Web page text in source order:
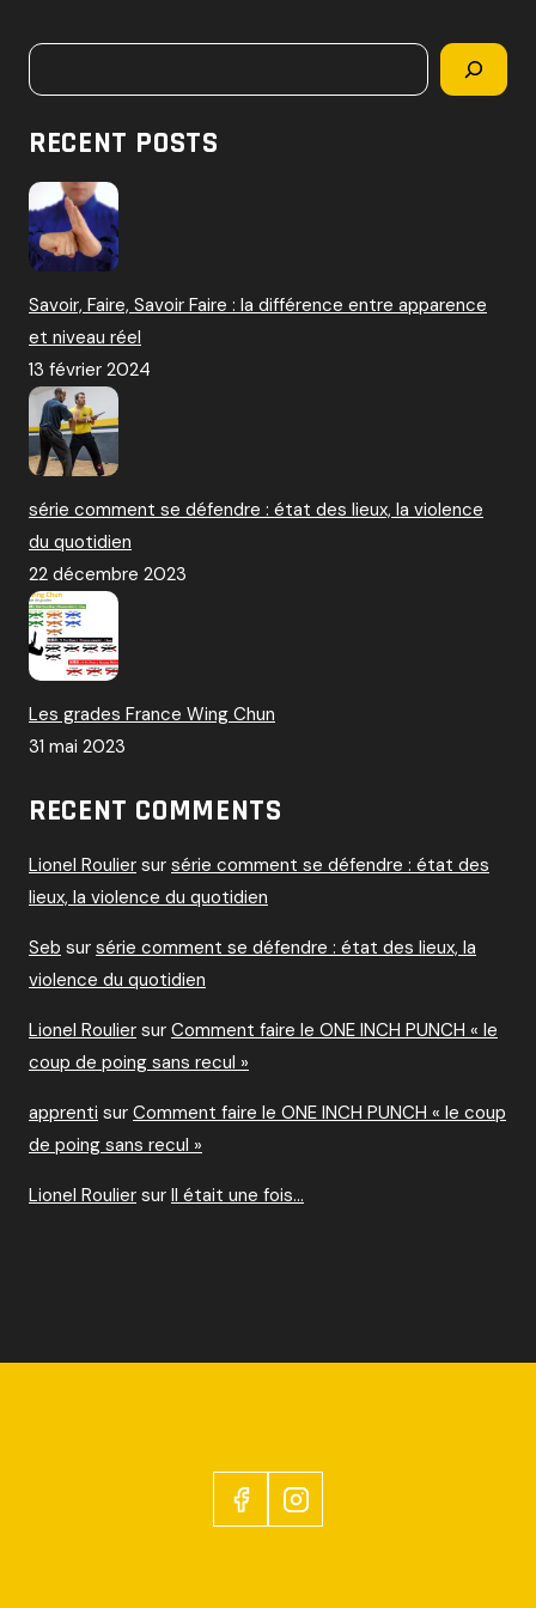
r
Rechercher
RECENT POSTS
Savoir, Faire, Savoir Faire : la différence entre apparence
et niveau réel
13 février 2024
série comment se défendre : état des lieux, la violence
du quotidien
22 décembre 2023
Les grades France Wing Chun
31 mai 2023
RECENT COMMENTS
Lionel Roulier sur série comment se défendre : état des
lieux, la violence du quotidien
Seb sur série comment se défendre : état des lieux, la
violence du quotidien
Lionel Roulier sur Comment faire le ONE INCH PUNCH « le
coup de poing sans recul »
apprenti sur Comment faire le ONE INCH PUNCH « le coup
de poing sans recul »
Lionel Roulier sur Il était une fois…